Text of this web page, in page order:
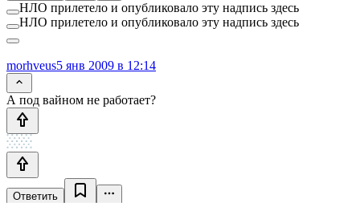
НЛО прилетело и опубликовало эту надпись здесь
НЛО прилетело и опубликовало эту надпись здесь
morhveus5 янв 2009 в 12:14
А под вайном не работает?
Ответить